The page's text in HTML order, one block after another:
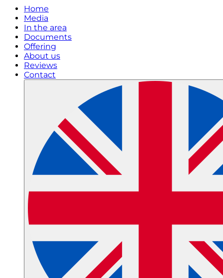
Home
Media
In the area
Documents
Offering
About us
Reviews
Contact